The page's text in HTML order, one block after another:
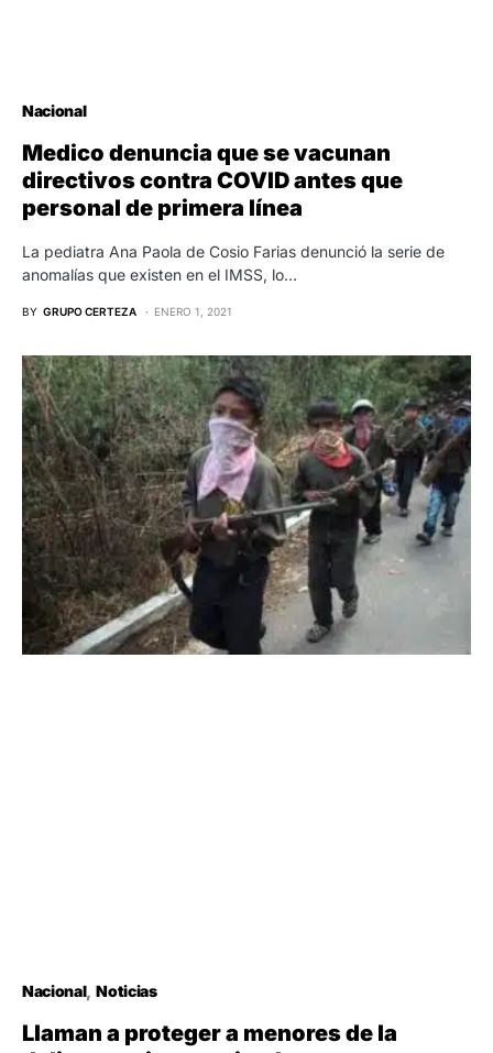
Nacional
Medico denuncia que se vacunan
directivos contra COVID antes que
personal de primera línea
La pediatra Ana Paola de Cosio Farias denunció la serie de
anomalías que existen en el IMSS, lo…
BY GRUPO CERTEZA ENERO 1, 2021
Nacional Noticias
Llaman a proteger a menores de la